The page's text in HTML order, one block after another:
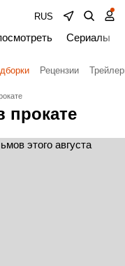
RUS
Сериалы
Рецензии